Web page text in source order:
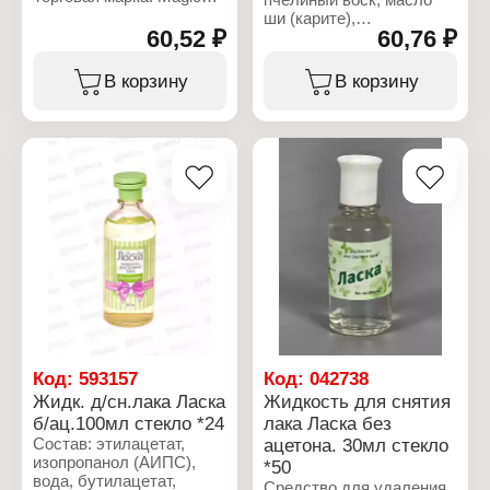
Тип товара: Бальзам для
губ
Название: "Pet Park"
Объем: 2,4 г
Тип товара: Бальзам для
Название: "Aloe Vera"
Цвет: в ассортименте
60,52 ₽
В корзину
ши (карите),
рафинированное
касторовое масло, масло
лесного ореха, ацетат
Характеристики:
Бренд: Fito Косметик
Тип товара: Бальзам для
Серия: Бархатные губки
Модель: №1 (микс)
Вес: 4,5 г
60,76 ₽
В корзину
Код: 593157
Жидк. д/сн.лака Ласка
б/ац.100мл стекло *24
Состав: этилацетат,
изопропанол (АИПС),
вода, бутилацетат,
Код:042738
Жидкость для снятия
лака Ласка без
ацетона. 30мл стекло
*50